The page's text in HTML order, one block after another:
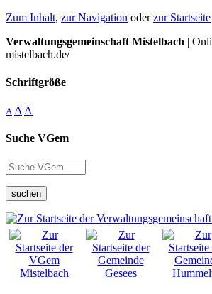
Zum Inhalt, zur Navigation oderzur Startseite
Verwaltungsgemeinschaft Mistelbach |
mistelbach.de/
Schriftgröße
A A A
Suche VGem
suchen